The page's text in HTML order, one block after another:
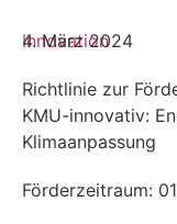
Innovation
4. März 2024
Richtlinie zur
KMU-innovativ:
Klimaanpassung
Förderzeitraum: